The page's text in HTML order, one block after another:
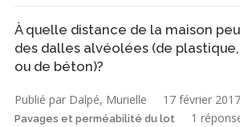
À quelle distance de la maison
des dalles alvéolées (de
ou de béton)?
Publié par Dalpé, Murielle 17 février 2017
Pavages et perméabilité du lot 1